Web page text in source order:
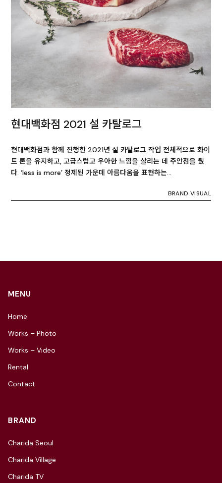
현대백화점 2021 설 카탈로그
현대백화점과 함께 진행한 2021년 설 카탈로그 작업 전체적으로 화이
트 톤을 유지하고, 고급스럽고 우아한 느낌을 살리는 데 주안점을 뒀
다. ‘less is more’ 정제된 가운데 아름다움을 표현하는…
BRAND VISUAL
MENU
Home
Works – Photo
Works – Video
Rental
Contact
BRAND
Charida Seoul
Charida Village
Charida TV